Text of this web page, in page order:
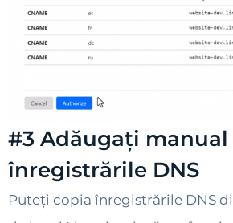
#3 Adăugați manual
înregistrările DNS
Puteți copia înregistrările DNS